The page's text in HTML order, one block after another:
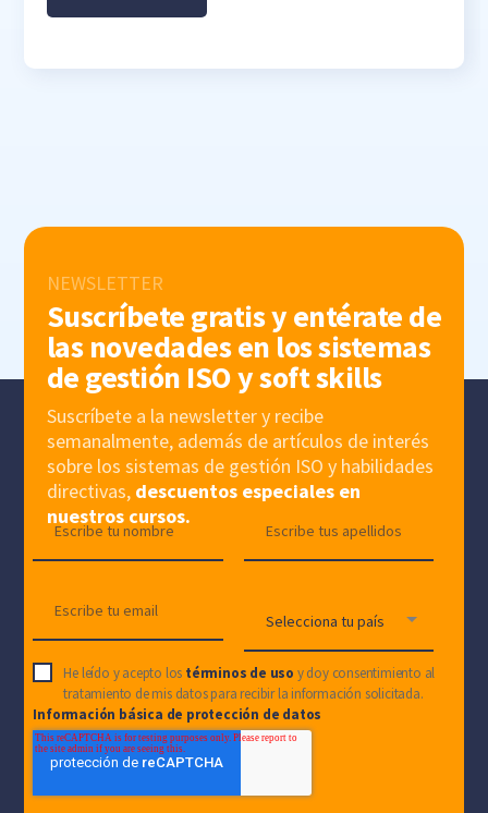
NEWSLETTER
Suscríbete gratis y entérate de
las novedades en los sistemas
de gestión ISO y soft skills
Suscríbete a la newsletter y recibe
semanalmente, además de artículos de interés
sobre los sistemas de gestión ISO y habilidades
directivas, descuentos especiales en
nuestros cursos.
He leído y acepto los términos de uso y doy consentimiento al
tratamiento de mis datos para recibir la información solicitada.
Información básica de protección de datos